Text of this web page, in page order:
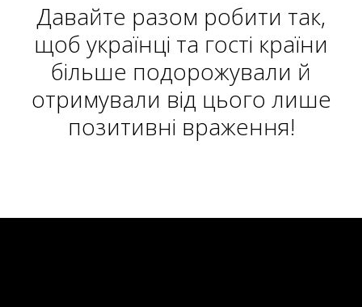
Давайте разом робити так,
щоб українці та гості країни
більше подорожували й
отримували від цього лише
позитивні враження!